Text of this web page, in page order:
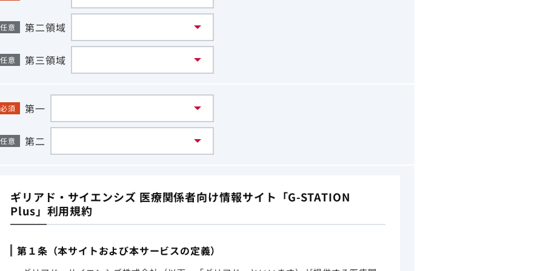
任意 第二領域
任意 第三領域
必須 第一
任意 第二
ギリアド・サイエンシズ 医療関係者向け情報サイト「G-STATION
Plus」利用規約
第１条（本サイトおよび本サービスの定義）